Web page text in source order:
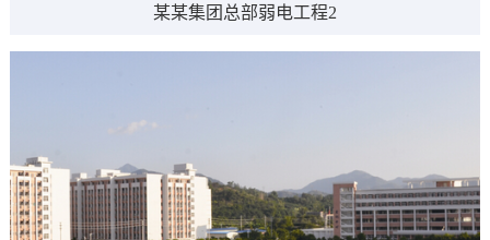
某某集团总部弱电工程2